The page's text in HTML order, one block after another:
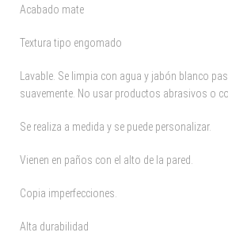
Acabado mate
Textura tipo engomado
Lavable. Se limpia con agua y jabón blanco
suavemente. No usar productos abrasivos o
Se realiza a medida y se puede personalizar.
Vienen en paños con el alto de la pared.
Copia imperfecciones.
Alta durabilidad